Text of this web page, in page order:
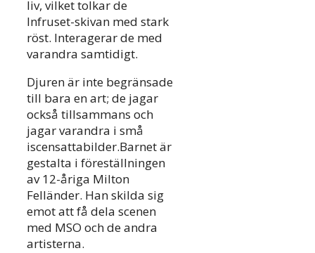
liv, vilket tolkar de
Infruset-skivan med stark
röst. Interagerar de med
varandra samtidigt.
Djuren är inte begränsade
till bara en art; de jagar
också tillsammans och
jagar varandra i små
iscensattabilder.Barnet är
gestalta i föreställningen
av 12-åriga Milton
Felländer. Han skilda sig
emot att få dela scenen
med MSO och de andra
artisterna.